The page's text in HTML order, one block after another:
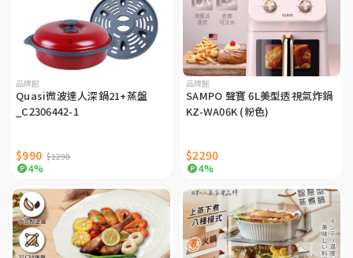
品牌館
Quasi微波達人深鍋21+蒸盤
_C2306442-1
$990 $1290
4%
品牌館
SAMPO 聲寶 6L美型透視氣炸鍋
KZ-WA06K (粉色)
$2290
4%